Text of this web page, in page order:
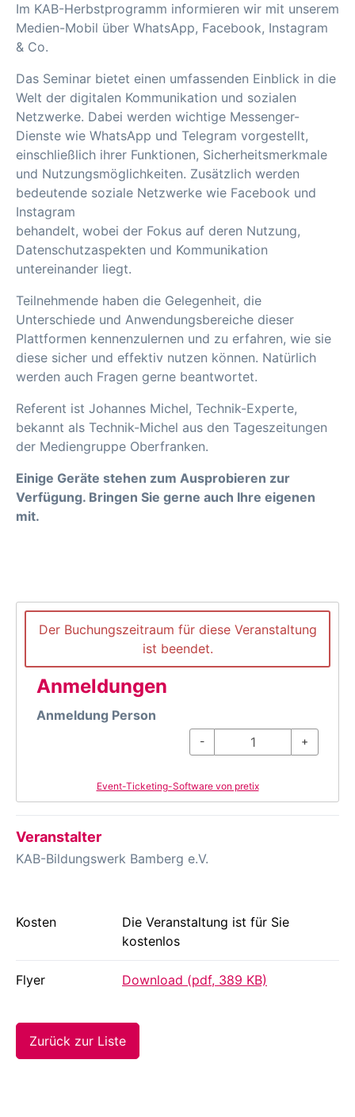
Im KAB-Herbstprogramm informieren wir mit unserem
Medien-Mobil über WhatsApp, Facebook, Instagram
& Co.
Das Seminar bietet einen umfassenden Einblick in die
Welt der digitalen Kommunikation und sozialen
Netzwerke. Dabei werden wichtige Messenger-
Dienste wie WhatsApp und Telegram vorgestellt,
einschließlich ihrer Funktionen, Sicherheitsmerkmale
und Nutzungsmöglichkeiten. Zusätzlich werden
bedeutende soziale Netzwerke wie Facebook und
Instagram
behandelt, wobei der Fokus auf deren Nutzung,
Datenschutzaspekten und Kommunikation
untereinander liegt.
Teilnehmende haben die Gelegenheit, die
Unterschiede und Anwendungsbereiche dieser
Plattformen kennenzulernen und zu erfahren, wie sie
diese sicher und effektiv nutzen können. Natürlich
werden auch Fragen gerne beantwortet.
Referent ist Johannes Michel, Technik-Experte,
bekannt als Technik-Michel aus den Tageszeitungen
der Mediengruppe Oberfranken.
Einige Geräte stehen zum Ausprobieren zur
Verfügung. Bringen Sie gerne auch Ihre eigenen
mit.
Der Buchungszeitraum für diese Veranstaltung
ist beendet.
Anmeldungen
Anmeldung Person
- +
Event-Ticketing-Software von pretix
Veranstalter
KAB-Bildungswerk Bamberg e.V.
Kosten
Die Veranstaltung ist für Sie
kostenlos
Flyer Download (pdf, 389 KB)
Zurück zur Liste